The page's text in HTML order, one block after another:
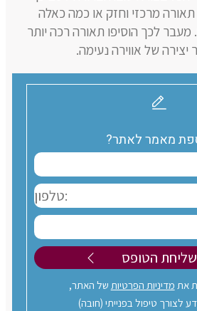
תאורה מרכזי וחזק או כמה כאלה
מעבר לכך הוסיפו תאורה רכה יותר
יצירה של אווירה נעימה.
מאמר לאתר?
את מדיניות הפרטיות של האתר,
לצורך טיפול בפנייתי (חובה)